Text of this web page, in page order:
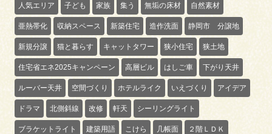
人気エリア 子ども 家族 集う 無垢の床材 自然素材
亜熱帯化 収納スペース 新築住宅 造作洗面 静岡市 分譲地
新規分譲 猫と暮らす キャットタワー 狭小住宅 狭土地
住宅省エネ2025キャンペーン 高層ビル はしご車 下がり天井
ルーバー天井 空間づくり ホテルライク いえづくり アイデア
ドラマ 北側斜線 改修 軒天 シーリングライト
ブラケットライト 建築用語 こけら 几帳面 ２階ＬＤＫ